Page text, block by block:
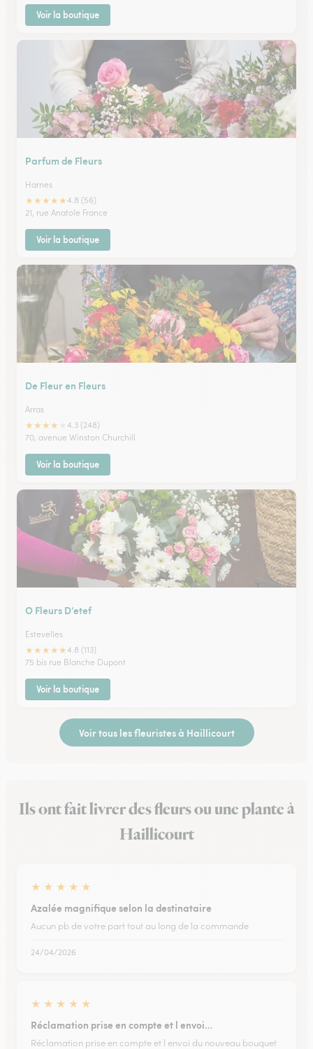
Voir la boutique
Parfum de Fleurs
Harnes
★★★★★4.8 (56)
21, rue Anatole France
Voir la boutique
De Fleur en Fleurs
Arras
★★★★
4.3 (248)
70, avenue Winston Churchill
Voir la boutique
O Fleurs D’etef
Estevelles
★★★★★4.8 (113)
75 bis rue Blanche Dupont
Voir la boutique
Voir tous les fleuristes à Haillicourt
Ils ont fait livrer des fleurs ou une plante à
Haillicourt
★ ★ ★ ★ ★
Azalée magnifique selon la destinataire
Aucun pb de votre part tout au long de la commande
24/04/2026
★ ★ ★ ★ ★
Réclamation prise en compte et l envoi…
Réclamation prise en compte et l envoi du nouveau bouquet